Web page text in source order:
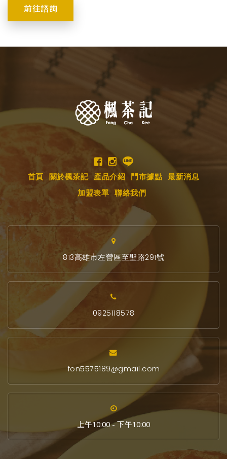
前往諮詢
首頁 關於楓茶記 產品介紹 門市據點 最新消息
加盟表單 聯絡我們
813高雄市左營區至聖路291號
0925118578
fon5575189@gmail.com
上午10:00 - 下午10:00